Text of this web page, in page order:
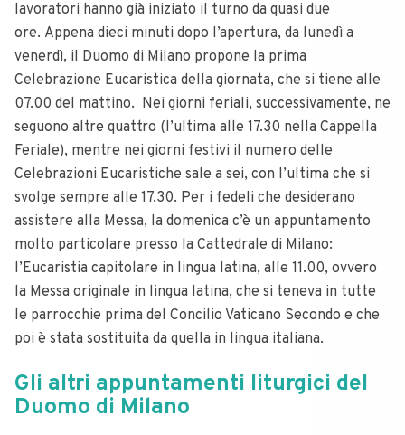
lavoratori hanno già iniziato il turno da quasi due
ore. Appena dieci minuti dopo l’apertura, da lunedì a
venerdì, il Duomo di Milano propone la prima
Celebrazione Eucaristica della giornata, che si tiene alle
07.00 del mattino. Nei giorni feriali, successivamente, ne
seguono altre quattro (l’ultima alle 17.30 nella Cappella
Feriale), mentre nei giorni festivi il numero delle
Celebrazioni Eucaristiche sale a sei, con l’ultima che si
svolge sempre alle 17.30. Per i fedeli che desiderano
assistere alla Messa, la domenica c’è un appuntamento
molto particolare presso la Cattedrale di Milano:
l’Eucaristia capitolare in lingua latina, alle 11.00, ovvero
la Messa originale in lingua latina, che si teneva in tutte
le parrocchie prima del Concilio Vaticano Secondo e che
poi è stata sostituita da quella in lingua italiana.
Gli altri appuntamenti liturgici del
Duomo di Milano